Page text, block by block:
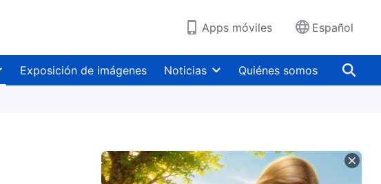
Apps móviles Español
Exposición de imágenes Noticias Quiénes somos